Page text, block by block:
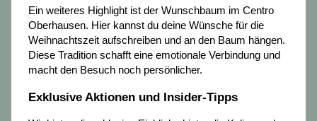
Ein weiteres Highlight ist der Wunschbaum im Centro
Oberhausen. Hier kannst du deine Wünsche für die
Weihnachtszeit aufschreiben und an den Baum hängen.
Diese Tradition schafft eine emotionale Verbindung und
macht den Besuch noch persönlicher.
Exklusive Aktionen und Insider-Tipps